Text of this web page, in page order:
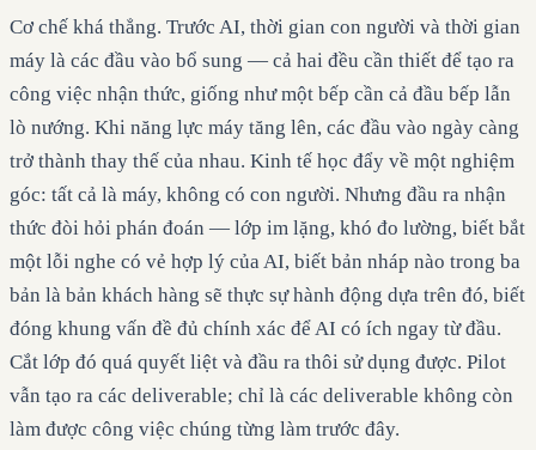
Cơ chế khá thẳng. Trước AI, thời gian con người và thời gian
máy là các đầu vào bổ sung — cả hai đều cần thiết để tạo ra
công việc nhận thức, giống như một bếp cần cả đầu bếp lẫn
lò nướng. Khi năng lực máy tăng lên, các đầu vào ngày càng
trở thành thay thế của nhau. Kinh tế học đẩy về một nghiệm
góc: tất cả là máy, không có con người. Nhưng đầu ra nhận
thức đòi hỏi phán đoán — lớp im lặng, khó đo lường, biết bắt
một lỗi nghe có vẻ hợp lý của AI, biết bản nháp nào trong ba
bản là bản khách hàng sẽ thực sự hành động dựa trên đó, biết
đóng khung vấn đề đủ chính xác để AI có ích ngay từ đầu.
Cắt lớp đó quá quyết liệt và đầu ra thôi sử dụng được. Pilot
vẫn tạo ra các deliverable; chỉ là các deliverable không còn
làm được công việc chúng từng làm trước đây.